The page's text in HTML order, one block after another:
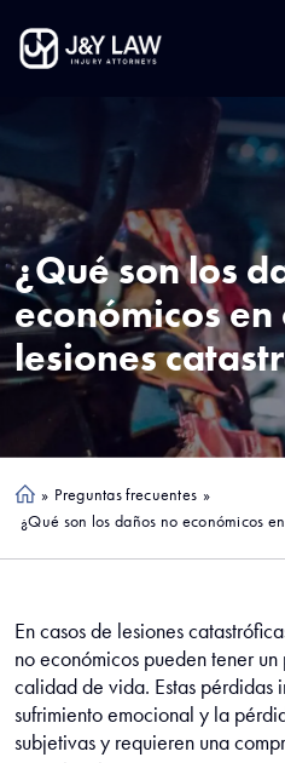
¿Qué son los
económicos en
lesiones
Ho
me
» Preguntas frecuentes »
¿Qué son los daños no económicos
En casos de lesiones
no económicos pueden tener
calidad de vida. Estas pérdidas
sufrimiento emocional y la
subjetivas y requieren una